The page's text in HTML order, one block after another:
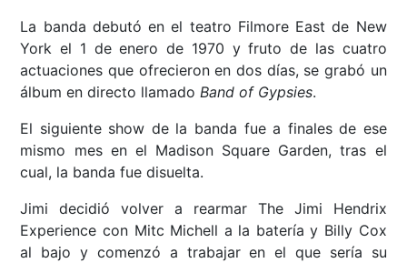
La banda debutó en el teatro Filmore East de New
York el 1 de enero de 1970 y fruto de las cuatro
actuaciones que ofrecieron en dos días, se grabó un
álbum en directo llamado Band of Gypsies.
El siguiente show de la banda fue a finales de ese
mismo mes en el Madison Square Garden, tras el
cual, la banda fue disuelta.
Jimi decidió volver a rearmar The Jimi Hendrix
Experience con Mitc Michell a la batería y Billy Cox
al bajo y comenzó a trabajar en el que sería su